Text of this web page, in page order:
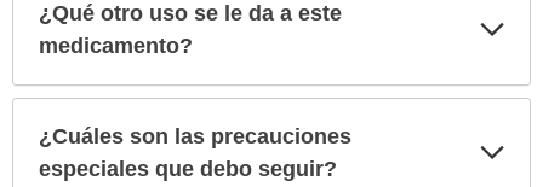
¿Qué otro uso se le da a este
medicamento?
¿Cuáles son las precauciones
especiales que debo seguir?